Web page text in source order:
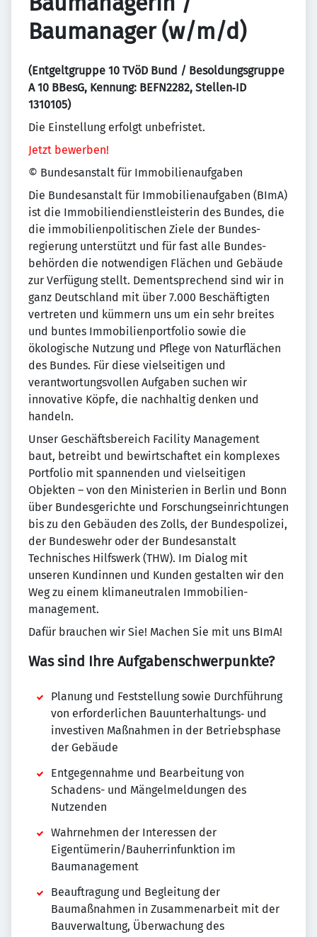
Baumanager (w/m/d)
(Entgeltgruppe 10 TVöD Bund / Besoldungs­gruppe
A 10 BBesG, Kennung: BEFN2282, Stellen‑ID
1310105)
Die Einstellung erfolgt unbefristet.
Jetzt bewerben!
© Bundesanstalt für Immobilienaufgaben
Die Bundesanstalt für Immobilien­aufgaben (BImA)
ist die Immobilien­dienstleisterin des Bundes, die
die immobilien­politischen Ziele der Bundes­
regierung unterstützt und für fast alle Bundes­
behörden die notwendigen Flächen und Gebäude
zur Verfügung stellt. Dementsprechend sind wir in
ganz Deutschland mit über 7.000 Beschäftigten
vertreten und kümmern uns um ein sehr breites
und buntes Immobilien­portfolio sowie die
ökologische Nutzung und Pflege von Naturflächen
des Bundes. Für diese vielseitigen und
verantwortungsvollen Aufgaben suchen wir
innovative Köpfe, die nachhaltig denken und
handeln.
Unser Geschäftsbereich Facility Management
baut, betreibt und bewirtschaftet ein komplexes
Portfolio mit spannenden und vielseitigen
Objekten – von den Ministerien in Berlin und Bonn
über Bundes­gerichte und Forschungs­einrichtungen
bis zu den Gebäuden des Zolls, der Bundespolizei,
der Bundeswehr oder der Bundesanstalt
Technisches Hilfswerk (THW). Im Dialog mit
unseren Kundinnen und Kunden gestalten wir den
Weg zu einem klimaneutralen Immobilien­
management.
Dafür brauchen wir Sie! Machen Sie mit uns BImA!
Was sind Ihre Aufgabenschwerpunkte?
Planung und Feststellung sowie Durchführung
von erforderlichen Bauunterhaltungs‑ und
investiven Maßnahmen in der Betriebsphase
der Gebäude
Entgegennahme und Bearbeitung von
Schadens- und Mängel­meldungen des
Nutzenden
Wahrnehmen der Interessen der
Eigentümerin/​​Bauherrin­funktion im
Baumanagement
Beauftragung und Begleitung der
Baumaßnahmen in Zusammenarbeit mit der
Bauverwaltung, Überwachung des